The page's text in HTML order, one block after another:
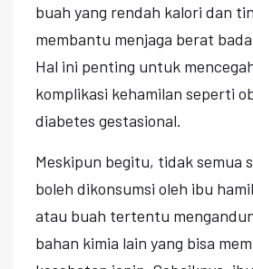
buah yang rendah kalori dan
membantu menjaga berat
Hal ini penting untuk
komplikasi kehamilan seperti
diabetes gestasional.
Meskipun begitu, tidak semua
boleh dikonsumsi oleh ibu
atau buah tertentu
bahan kimia lain yang bisa